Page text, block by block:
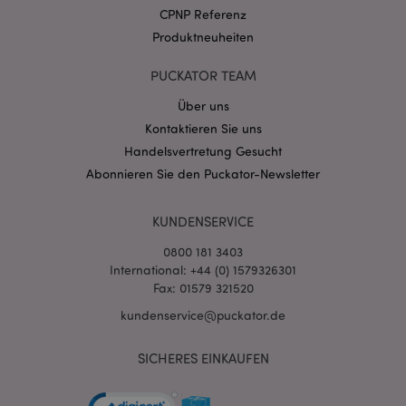
CPNP Referenz
Produktneuheiten
PUCKATOR TEAM
Über uns
Kontaktieren Sie uns
Handelsvertretung Gesucht
Abonnieren Sie den Puckator-Newsletter
KUNDENSERVICE
0800 181 3403
International: +44 (0) 1579326301
Fax: 01579 321520
kundenservice@puckator.de
SICHERES EINKAUFEN
mage-cache-storage-section-
invalidation
Datenschutzbestimmungen von Google